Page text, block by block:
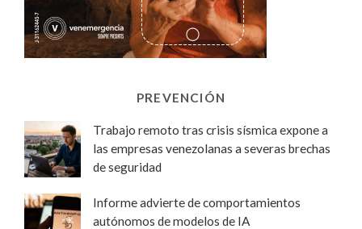
PREVENCIÓN
Trabajo remoto tras crisis sísmica expone a
las empresas venezolanas a severas brechas
de seguridad
Informe advierte de comportamientos
autónomos de modelos de IA